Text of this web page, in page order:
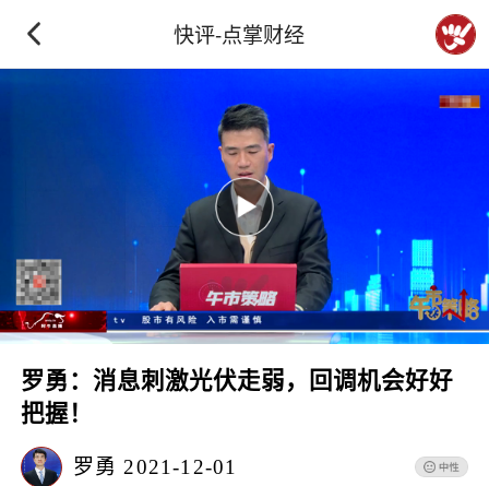
快评-点掌财经
罗勇：消息刺激光伏走弱，回调机会好好
把握！
罗勇 2021-12-01